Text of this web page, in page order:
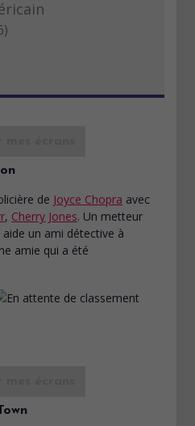
de Joyce Chopra avec
, Cherry Jones. Un metteur
un ami détective à
amie qui a été